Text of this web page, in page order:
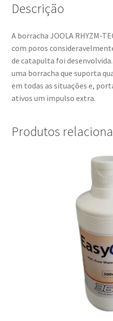
Descrição
A borracha JOOLA RHYZM-
com poros
de catapulta foi desenvolvida.
uma borracha que suporta
em todas as situações e,
ativos um impulso extra.
Produtos